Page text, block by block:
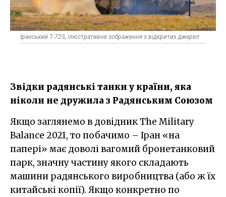
Іранський Т-72S, ілюстративне зображення з відкритих джерел
Звідки радянські танки у країни, яка
ніколи не дружила з Радянським Союзом
Якщо заглянемо в довідник The Military
Balance 2021, то побачимо – Іран «на
папері» має доволі вагомий бронетанковий
парк, значну частину якого складають
машини радянського виробництва (або ж їх
китайські копії). Якщо конкретно по